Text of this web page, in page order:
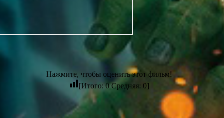
Нажмите, чтобы оценить этот фильм!
[Итого:0Средняя: 0]